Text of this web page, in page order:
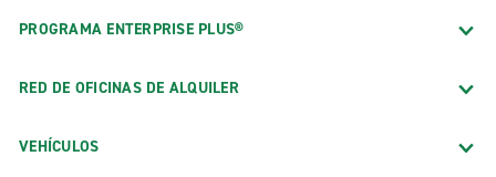
PROGRAMA ENTERPRISE PLUS®
RED DE OFICINAS DE ALQUILER
VEHÍCULOS